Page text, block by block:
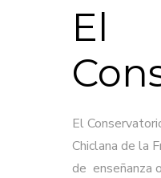
El
El
Chiclana de la
de enseñanza